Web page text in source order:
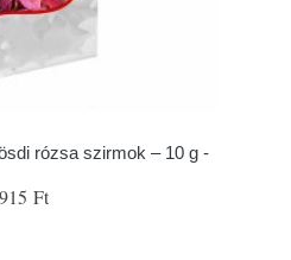
rózsa szirmok – 10 g -
Ft